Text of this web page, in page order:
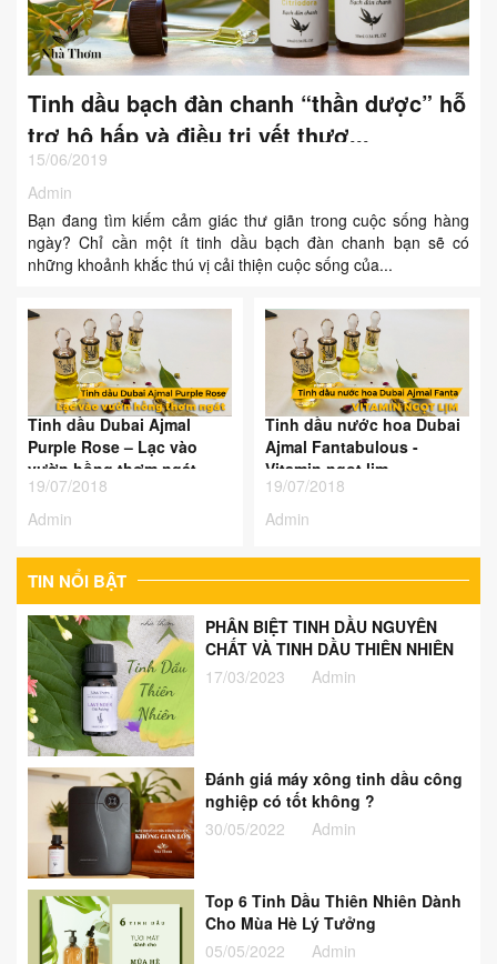
Tinh dầu bạch đàn chanh “thần dược” hỗ
trợ hô hấp và điều trị vết thươ...
15/06/2019
Admin
Bạn đang tìm kiếm cảm giác thư giãn trong cuộc sống hàng
ngày? Chỉ cần một ít tinh dầu bạch đàn chanh bạn sẽ có
những khoảnh khắc thú vị cải thiện cuộc sống của...
Tinh dầu Dubai Ajmal
Purple Rose – Lạc vào
vườn hồng thơm ngát
19/07/2018
Admin
Tinh dầu nước hoa Dubai
Ajmal Fantabulous -
Vitamin ngọt lịm
19/07/2018
Admin
TIN NỔI BẬT
PHÂN BIỆT TINH DẦU NGUYÊN
CHẤT VÀ TINH DẦU THIÊN NHIÊN
17/03/2023
Admin
Đánh giá máy xông tinh dầu công
nghiệp có tốt không ?
30/05/2022
Admin
Top 6 Tinh Dầu Thiên Nhiên Dành
Cho Mùa Hè Lý Tưởng
05/05/2022
Admin